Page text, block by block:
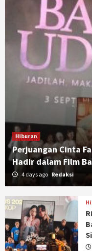
Hiburan
Perjuangan Cinta
Hadir dalam Film
4 days ago Redaksi